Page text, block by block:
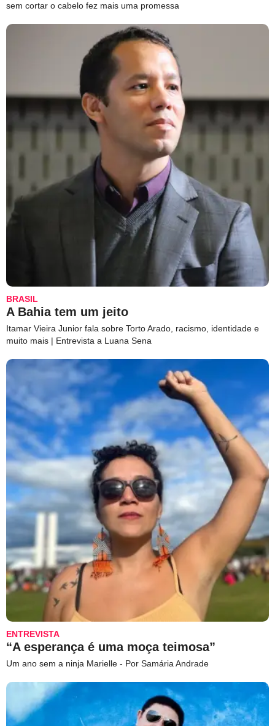
sem cortar o cabelo fez mais uma promessa
BRASIL
A Bahia tem um jeito
Itamar Vieira Junior fala sobre Torto Arado, racismo, identidade e
muito mais | Entrevista a Luana Sena
ENTREVISTA
“A esperança é uma moça teimosa”
Um ano sem a ninja Marielle - Por Samária Andrade